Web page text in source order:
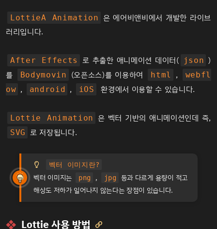
LottieA Animation 은에어비앤비에서 개발한 라이브
러리입니다.
After Effects 로 추출한 애니메이션 데이터( json )
를
Bodymovin (오픈소스)를 이용하여 html ,
webfl
ow , android , iOS 환경에서 이용할 수 있습니다.
Lottie Animation 은 벡터 기반의 애니메이션인데 즉,
SVG 로 저장됩니다.
TIP
벡터 이미지란?
벡터 이미지는 png , jpg
등과 다르게 용량이 적고
해상도 저하가 일어나지 않는다는 장점이 있습니다.
Lottie 사용 방법 